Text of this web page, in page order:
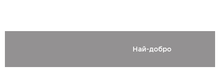
Най-добро